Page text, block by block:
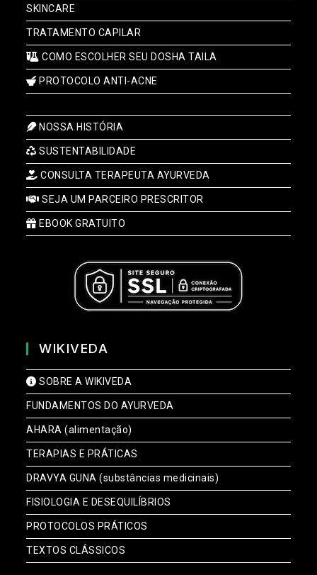
SKINCARE
TRATAMENTO CAPILAR
COMO ESCOLHER SEU DOSHA TAILA
PROTOCOLO ANTI-ACNE
NOSSA HISTÓRIA
SUSTENTABILIDADE
CONSULTA TERAPEUTA AYURVEDA
SEJA UM PARCEIRO PRESCRITOR
EBOOK GRATUITO
WIKIVEDA
SOBRE A WIKIVEDA
FUNDAMENTOS DO AYURVEDA
AHARA (alimentação)
TERAPIAS E PRÁTICAS
DRAVYA GUNA (substâncias medicinais)
FISIOLOGIA E DESEQUILÍBRIOS
PROTOCOLOS PRÁTICOS
TEXTOS CLÁSSICOS